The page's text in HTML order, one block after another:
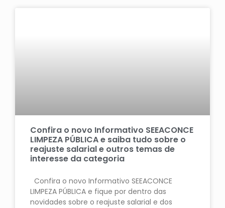
Confira o novo Informativo SEEACONCE
LIMPEZA PÚBLICA e saiba tudo sobre o
reajuste salarial e outros temas de
interesse da categoria
Confira o novo Informativo SEEACONCE
LIMPEZA PÚBLICA e fique por dentro das
novidades sobre o reajuste salarial e dos